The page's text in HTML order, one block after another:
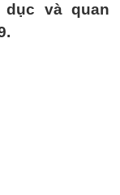
và quan